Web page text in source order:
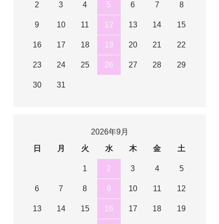
2 3 4 5 6 7 8
9 10 11 12 13 14 15
16 17 18 19 20 21 22
23 24 25 26 27 28 29
30 31
2026年9月
日
月 火 水 木 金 土
1 2 3 4 5
6 7 8 9 10 11 12
13 14 15 16 17 18 19